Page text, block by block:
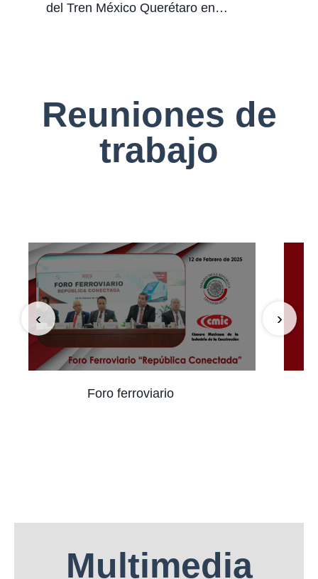
del Tren México Querétaro en
Reuniones de
trabajo
‹
Foro ferroviario
›
Multimedia